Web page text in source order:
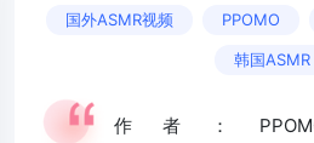
国外ASMR视频 PPOMO
韩国ASMR
作者：